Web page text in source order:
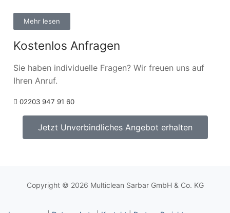
Mehr lesen
Kostenlos Anfragen
Sie haben individuelle Fragen? Wir freuen uns auf
Ihren Anruf.
02203 947 91 60
Jetzt Unverbindliches Angebot erhalten
Copyright © 2026 Multiclean Sarbar GmbH & Co. KG